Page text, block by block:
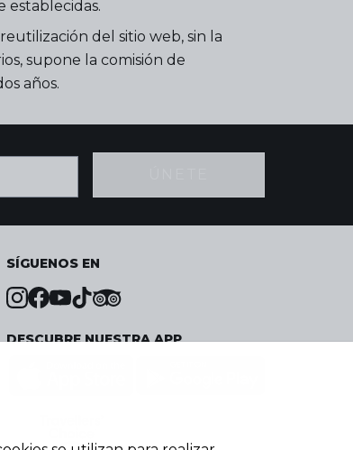
establecidas.
del sitio web, sin la
supone la comisión de
años.
SÍGUENOS EN
DESCUBRE NUESTRA APP